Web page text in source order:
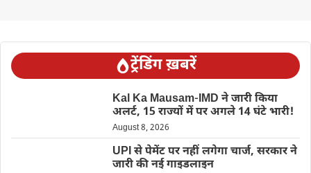
ट्रेंडिंग ख़बरें
Kal Ka Mausam-IMD ने जारी किया
अलर्ट, 15 राज्यों में पर अगले 14 घंटे भारी!
August 8, 2026
UPI से पेमेंट पर नहीं लगेगा चार्ज, सरकार ने
जारी की नई गाइडलाइन